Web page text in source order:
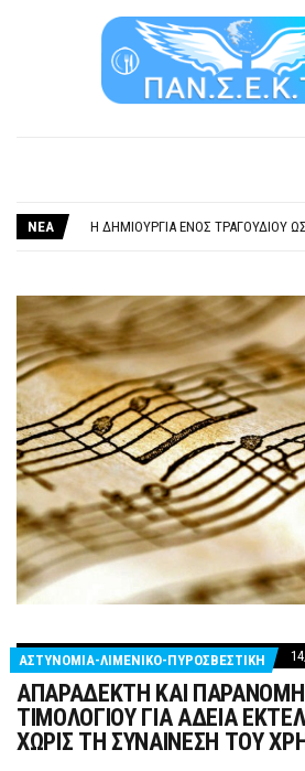
ΝΕΑ
ΑΣΤΥΝΟΜΙΑ-ΛΙΜΕΝΙΚΟ-ΠΥΡΟΣΒΕΣΤΙΚΗ
ΑΠΑΡΑΔΕΚΤΗ ΚΑΙ
ΤΙΜΟΛΟΓΙΟΥ ΓΙΑ ΑΔΕΙΑ
ΧΩΡΙΣ ΤΗ ΣΥΝΑΙΝΕΣΗ ΤΟΥ